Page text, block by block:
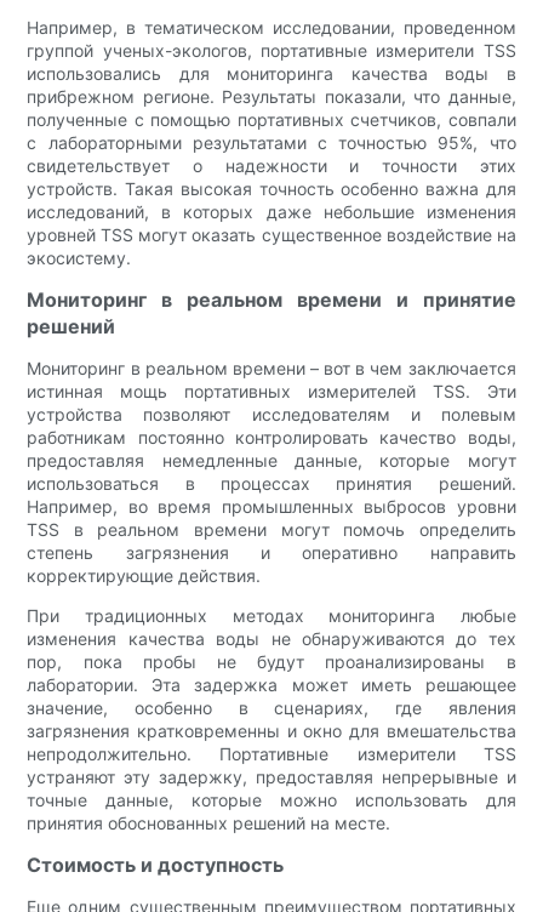
Например, в тематическом исследовании, проведенном
группой ученых-экологов, портативные измерители TSS
использовались для мониторинга качества воды в
прибрежном регионе. Результаты показали, что данные,
полученные с помощью портативных счетчиков, совпали
с лабораторными результатами с точностью 95%, что
свидетельствует о надежности и точности этих
устройств. Такая высокая точность особенно важна для
исследований, в которых даже небольшие изменения
уровней TSS могут оказать существенное воздействие на
экосистему.
Мониторинг в реальном времени и принятие
решений
Мониторинг в реальном времени – вот в чем заключается
истинная мощь портативных измерителей TSS. Эти
устройства позволяют исследователям и полевым
работникам постоянно контролировать качество воды,
предоставляя немедленные данные, которые могут
использоваться в процессах принятия решений.
Например, во время промышленных выбросов уровни
TSS в реальном времени могут помочь определить
степень загрязнения и оперативно направить
корректирующие действия.
При традиционных методах мониторинга любые
изменения качества воды не обнаруживаются до тех
пор, пока пробы не будут проанализированы в
лаборатории. Эта задержка может иметь решающее
значение, особенно в сценариях, где явления
загрязнения кратковременны и окно для вмешательства
непродолжительно. Портативные измерители TSS
устраняют эту задержку, предоставляя непрерывные и
точные данные, которые можно использовать для
принятия обоснованных решений на месте.
Стоимость и доступность
Еще одним существенным преимуществом портативных